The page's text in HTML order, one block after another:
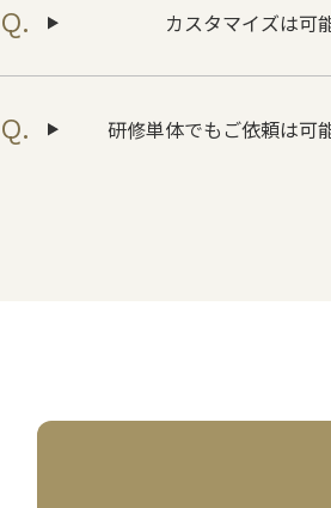
カスタマイズは可
研修単体でもご依頼は可